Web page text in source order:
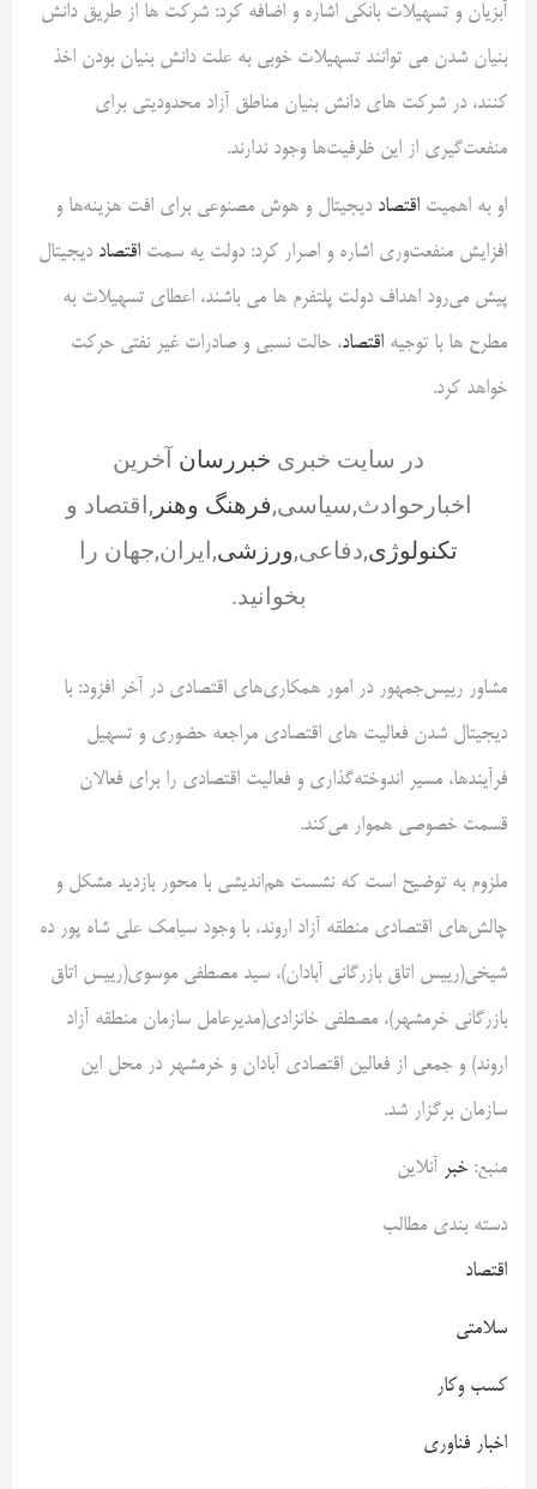
آبزیان و تسهیلات بانکی اشاره و اضافه کرد: شرکت ها از طریق دانش
بنیان شدن می توانند تسهیلات خوبی به علت دانش بنیان بودن اخذ
کنند، در شرکت های دانش بنیان مناطق آزاد محدودیتی برای
منفعت‌گیری از این ظرفیت‌ها وجود ندارند.
او به اهمیت اقتصاد دیجیتال و هوش مصنوعی برای افت هزینه‌ها و
افزایش منفعت‌وری اشاره و اصرار کرد: دولت یه سمت اقتصاد دیجیتال
پیش می‌رود اهداف دولت پلتفرم ها می باشند، اعطای تسهیلات به
مطرح ها با توجیه اقتصاد، حالت نسبی و صادرات غیر نفتی حرکت
خواهد کرد.
در سایت خبری خبررسان آخرین
اخبارحوادث,سیاسی,فرهنگ وهنر ,اقتصاد و
تکنولوژی,دفاعی,ورزشی,ایران,جهان را
بخوانید.
مشاور رییس‌جمهور در امور همکاری‌های اقتصادی در آخر افزود: با
دیجیتال شدن فعالیت های اقتصادی مراجعه حضوری و تسهیل
فرآیندها، مسیر اندوخته‌گذاری و فعالیت اقتصادی را برای فعالان
قسمت خصوصی هموار می‌کند.
ملزوم به توضیح است که نشست هم‌اندیشی با محور بازدید مشکل و
چالش‌های اقتصادی منطقه آزاد اروند، با وجود سیامک علی شاه پور ده
شیخی(رییس اتاق بازرگانی آبادان)، سید مصطفی موسوی(رییس اتاق
بازرگانی خرمشهر)، مصطفی خانزادی(مدیرعامل سازمان منطقه آزاد
اروند) و جمعی از فعالین اقتصادی آبادان و خرمشهر در محل این
سازمان برگزار شد.
منبع: خبر آنلاین
دسته بندی مطالب
اقتصاد
سلامتی
کسب وکار
اخبار فناوری